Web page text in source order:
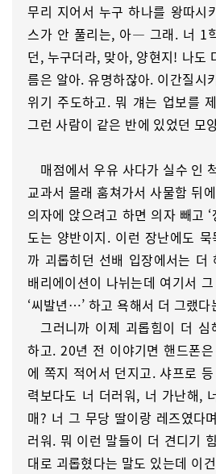
무리 지어서 누구 하나를 왕따시
스가 안 풀리는, 아― 그래. 너 1
던, 누구더라, 맞아, 양현지! 나도
름은 알아. 유명하잖아. 이간질시
위기 주도하고. 뭐 걔는 업보를
그런 사람이 같은 반에 있었던 모
매점에서 우유 사다가 실수 인
교과서 몰래 훔쳐가서 사물함 뒤
의자에 앉으려고 하면 의자 빼고
도는 양반이지. 이런 장난에도
까 괴롭히던 선배 입장에서는 더
배리에이션이 나뉘는데 여기서
‘씨발년…’ 하고 욕해서 더 그랬
그러니까 이제 괴롭힘이 더 심
하고. 20년 전 이야기면 핸드폰
에 쪽지 적어서 던지고. 샤프로
력보다도 너 더러워, 너 가난해,
매? 너 그 무당 딸이랑 레즈였다
러워. 뭐 이런 말들이 더 견디기
대로 괴롭혔다는 말도 있는데 이